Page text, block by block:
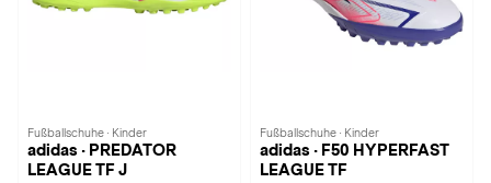
Fußballschuhe · Kinder
adidas · PREDATOR
LEAGUE TF J
Fußballschuhe · Kinder
adidas · F50 HYPERFAST
LEAGUE TF